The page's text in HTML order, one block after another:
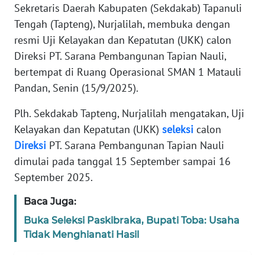
Sekretaris Daerah Kabupaten (Sekdakab) Tapanuli
Tengah (Tapteng), Nurjalilah, membuka dengan
resmi Uji Kelayakan dan Kepatutan (UKK) calon
Direksi PT. Sarana Pembangunan Tapian Nauli,
bertempat di Ruang Operasional SMAN 1 Matauli
Pandan, Senin (15/9/2025).
Plh. Sekdakab Tapteng, Nurjalilah mengatakan, Uji
Kelayakan dan Kepatutan (UKK) seleksi calon
Direksi PT. Sarana Pembangunan Tapian Nauli
dimulai pada tanggal 15 September sampai 16
September 2025.
Baca Juga:
Buka Seleksi Paskibraka, Bupati Toba: Usaha
Tidak Menghianati Hasil
SIBER
REDAKSI
KARIR
DISCLAIMER
Wahana
News
Regional
SUMUT
WN